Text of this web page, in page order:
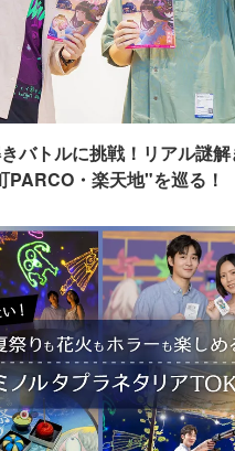
バトルに挑戦！リアル謎
PARCO・楽天地"を巡る！